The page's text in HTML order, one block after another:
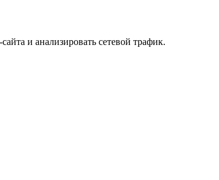
и анализировать сетевой трафик.